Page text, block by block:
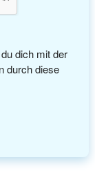
dich mit der
durch diese